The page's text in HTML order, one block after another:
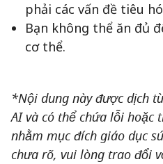
phải các vấn đề tiêu
Bạn không thể ăn đủ
cơ thể.
*Nội dung này được dịch
AI và có thể chứa lỗi hoặc
nhằm mục đích giáo dục
chưa rõ, vui lòng trao đổi